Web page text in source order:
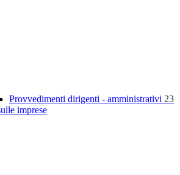
Provvedimenti dirigenti - amministrativi 23
imprese